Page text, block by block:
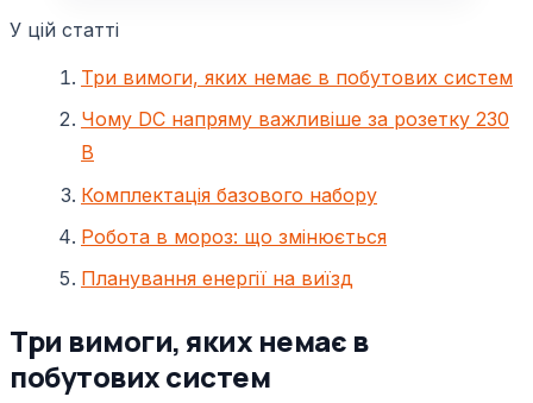
У цій статті
Три вимоги, яких немає в побутових систем
Чому DC напряму важливіше за розетку 230
В
Комплектація базового набору
Робота в мороз: що змінюється
Планування енергії на виїзд
Три вимоги, яких немає в
побутових систем